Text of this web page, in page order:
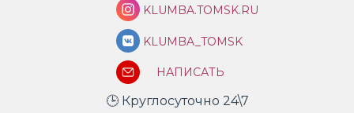
KLUMBA.TOMSK.RU
KLUMBA_TOMSK
НАПИСАТЬ
🕒 Круглосуточно 24\7